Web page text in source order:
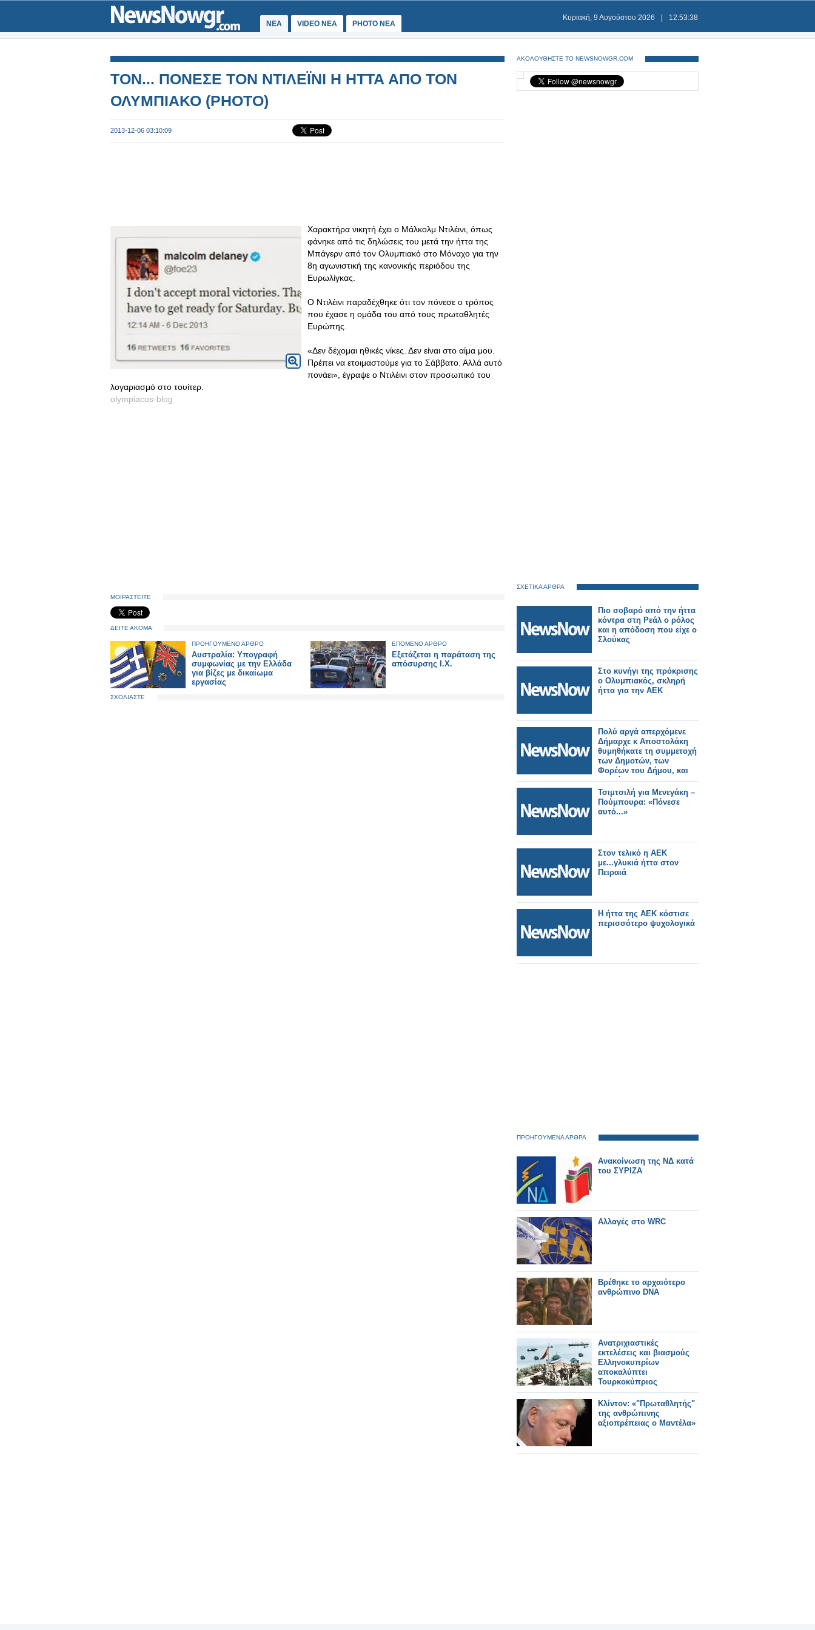
ΝΕΑ VIDEO NEA PHOTO NEA
Κυριακή, 9 Αυγούστου 2026 12:53:38
ΤΟΝ... ΠΟΝΕΣΕ ΤΟΝ ΝΤΙΛΕΪΝΙ Η ΗΤΤΑ ΑΠΟ ΤΟΝ
ΟΛΥΜΠΙΑΚΟ (ΡΗΟΤΟ)
2013-12-06 03:10:09
Χαρακτήρα νικητή έχει ο Μάλκολμ Ντιλέινι, όπως
φάνηκε από τις δηλώσεις του μετά την ήττα της
Μπάγερν από τον Ολυμπιακό στο Μόναχο για την
8η αγωνιστική της κανονικής περιόδου της
Ευρωλίγκας.
Ο Ντιλέινι παραδέχθηκε ότι τον πόνεσε ο τρόπος
που έχασε η ομάδα του από τους πρωταθλητές
Ευρώπης.
«Δεν δέχομαι ηθικές νίκες. Δεν είναι στο αίμα μου.
Πρέπει να ετοιμαστούμε για το Σάββατο. Αλλά αυτό
πονάει», έγραψε ο Ντιλέινι στον προσωπικό του
λογαριασμό στο τουίτερ.
olympiacos-blog
ΜΟΙΡΑΣΤΕΙΤΕ
ΔΕΙΤΕ ΑΚΟΜΑ
ΠΡΟΗΓΟΥΜΕΝΟ ΑΡΘΡΟ
Αυστραλία: Υπογραφή
συμφωνίας με την Ελλάδα
για βίζες με δικαίωμα
εργασίας
ΕΠΟΜΕΝΟ ΑΡΘΡΟ
Εξετάζεται η παράταση της
απόσυρσης Ι.Χ.
ΣΧΟΛΙΑΣΤΕ
ΑΚΟΛΟΥΘΗΣΤΕ ΤΟ NEWSNOWGR.COM
ΣΧΕΤΙΚΑ ΑΡΘΡΑ
Πιο σοβαρό από την ήττα
κόντρα στη Ρεάλ ο ρόλος
και η απόδοση που είχε ο
Σλούκας
Στο κυνήγι της πρόκρισης
ο Ολυμπιακός, σκληρή
ήττα για την ΑΕΚ
Πολύ αργά απερχόμενε
Δήμαρχε κ Αποστολάκη
θυμηθήκατε τη συμμετοχή
των Δημοτών, των
Φορέων του Δήμου, και
το Διάλογο..
Διαχειριστείτε με
αξιοπρέπεια την βεβαία
ήττα σας. Δεν θα
Τσιμτσιλή για Μενεγάκη –
Πούμπουρα: «Πόνεσε
αυτό...»
Στον τελικό η ΑΕΚ
με...γλυκιά ήττα στον
Πειραιά
Η ήττα της ΑΕΚ κόστισε
περισσότερο ψυχολογικά
ΠΡΟΗΓΟΥΜΕΝΑ ΑΡΘΡΑ
Ανακοίνωση της ΝΔ κατά
του ΣΥΡΙΖΑ
Αλλαγές στο WRC
Βρέθηκε το αρχαιότερο
ανθρώπινο DNA
Aνατριχιαστικές
εκτελέσεις και βιασμούς
Ελληνοκυπρίων
αποκαλύπτει
Τουρκοκύπριος
Κλίντον: «"Πρωταθλητής"
της ανθρώπινης
αξιοπρέπειας ο Μαντέλα»